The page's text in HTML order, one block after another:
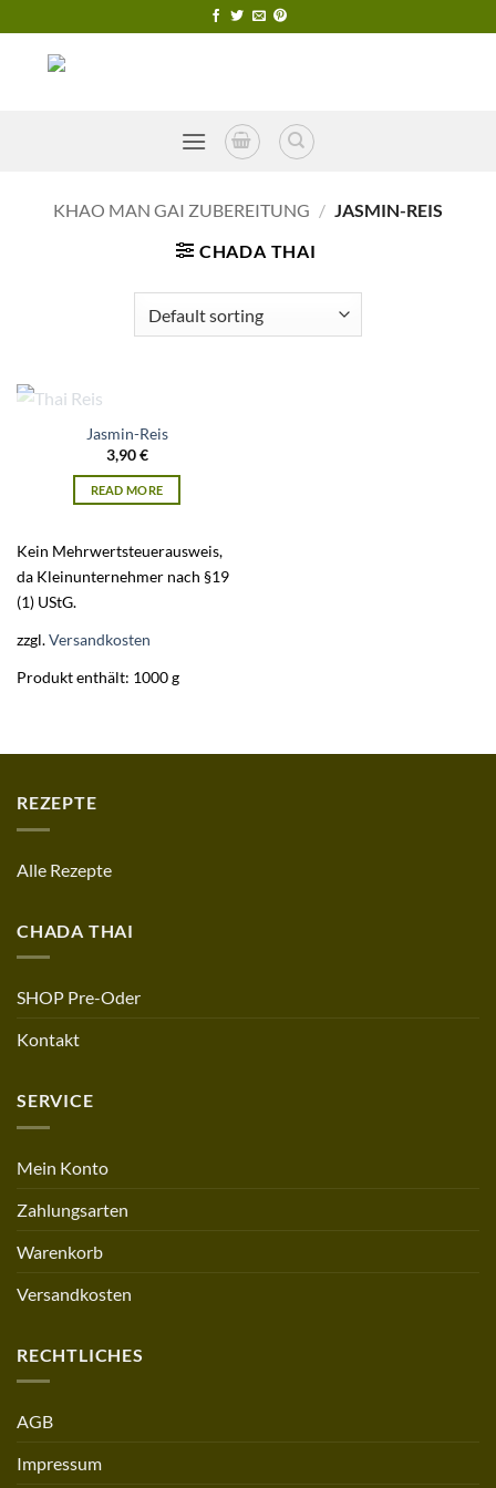
to
content
KHAO MAN GAI ZUBEREITUNG / JASMIN-REIS
CHADA THAI
OUT OF STOCK
Jasmin-Reis
3,90€
READ MORE
Kein Mehrwertsteuerausweis,
da Kleinunternehmer nach §19
(1) UStG.
zzgl.Versandkosten
Produkt enthält: 1000g
REZEPTE
Alle Rezepte
CHADA THAI
SHOP Pre-Oder
Kontakt
SERVICE
Mein Konto
Zahlungsarten
Warenkorb
Versandkosten
RECHTLICHES
AGB
Impressum